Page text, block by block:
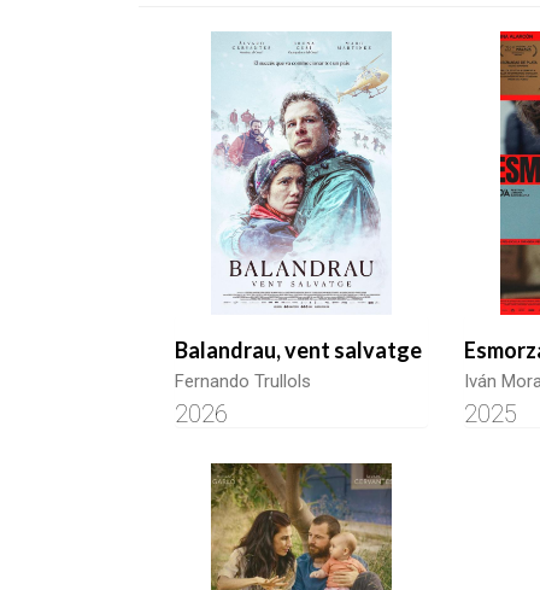
Balandrau, vent salvatge
Fernando Trullols
2026
Iván
2025